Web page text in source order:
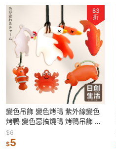
83
折
變色吊飾 變色烤鴨 紫外線變色
烤鴨 變色惡搞燒鴨 烤鴨吊飾 創
意後視鏡鴨子 創意 兒童節禮物
$6
$5